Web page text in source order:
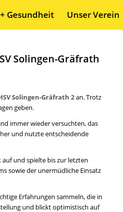
Gesundheit Unser Verein
Solingen-Gräfrath
Solingen-Gräfrath 2an. Trotz
geben.
immer wieder versuchten, das
und nutzte entscheidende
auf und spielte bis zur letzten
sowie der unermüdliche Einsatz
Erfahrungen sammeln, die in
und blickt optimistisch auf